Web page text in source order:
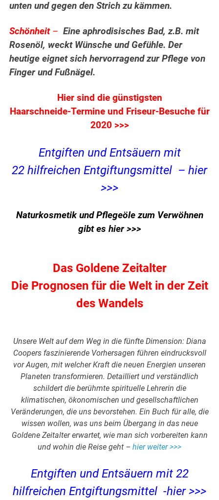
unten und gegen den Strich zu kämmen.
Schönheit– Eine aphrodisisches Bad, z.B. mit
Rosenöl, weckt Wünsche und Gefühle. Der
heutige eignet sich hervorragend zur Pflege von
Finger und Fußnägel.
Hier sind die günstigsten
Haarschneide-Termine und Friseur-Besuche für
2020 >>>
Entgiften und Entsäuern mit
22 hilfreichen Entgiftungsmittel – hier
>>>
Naturkosmetik und Pflegeöle zum Verwöhnen
gibt es hier >>>
Das Goldene Zeitalter
Die Prognosen für die Welt in der Zeit
des Wandels
Unsere Welt auf dem Weg in die fünfte Dimension: Diana
Coopers faszinierende Vorhersagen führen eindrucksvoll
vor Augen, mit welcher Kraft die neuen Energien unseren
Planeten transformieren. Detailliert und verständlich
schildert die berühmte spirituelle Lehrerin die
klimatischen, ökonomischen und gesellschaftlichen
Veränderungen, die uns bevorstehen. Ein Buch für alle, die
wissen wollen, was uns beim Übergang in das neue
Goldene Zeitalter erwartet, wie man sich vorbereiten kann
und wohin die Reise geht – hier weiter >>>
Entgiften und Entsäuern mit 22
hilfreichen Entgiftungsmittel -hier >>>